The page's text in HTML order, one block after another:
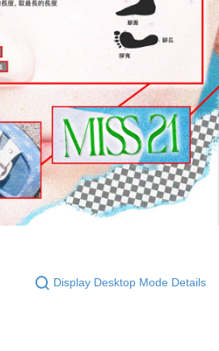
Display Desktop Mode Details